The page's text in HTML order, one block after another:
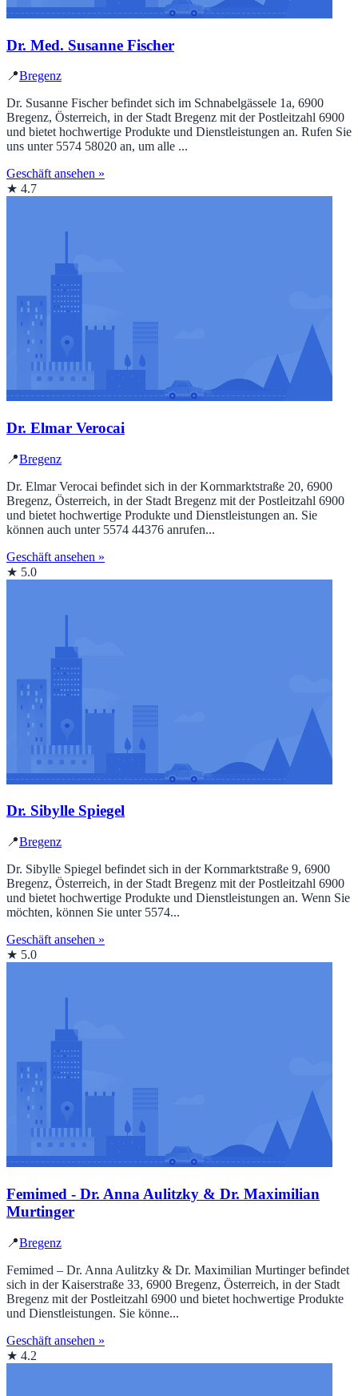
Dr. Med. Susanne Fischer
📍Bregenz
Dr. Susanne Fischer befindet sich im Schnabelgässele 1a, 6900
Bregenz, Österreich, in der Stadt Bregenz mit der Postleitzahl 6900
und bietet hochwertige Produkte und Dienstleistungen an. Rufen Sie
uns unter 5574 58020 an, um alle ...
Geschäft ansehen »
★ 4.7
Dr. Elmar Verocai
📍Bregenz
Dr. Elmar Verocai befindet sich in der Kornmarktstraße 20, 6900
Bregenz, Österreich, in der Stadt Bregenz mit der Postleitzahl 6900
und bietet hochwertige Produkte und Dienstleistungen an. Sie
können auch unter 5574 44376 anrufen...
Geschäft ansehen »
★ 5.0
Dr. Sibylle Spiegel
📍Bregenz
Dr. Sibylle Spiegel befindet sich in der Kornmarktstraße 9, 6900
Bregenz, Österreich, in der Stadt Bregenz mit der Postleitzahl 6900
und bietet hochwertige Produkte und Dienstleistungen an. Wenn Sie
möchten, können Sie unter 5574...
Geschäft ansehen »
★ 5.0
Femimed - Dr. Anna Aulitzky & Dr. Maximilian
Murtinger
📍Bregenz
Femimed – Dr. Anna Aulitzky & Dr. Maximilian Murtinger befindet
sich in der Kaiserstraße 33, 6900 Bregenz, Österreich, in der Stadt
Bregenz mit der Postleitzahl 6900 und bietet hochwertige Produkte
und Dienstleistungen. Sie könne...
Geschäft ansehen »
★ 4.2